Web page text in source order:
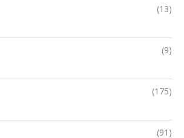
(13)
(9)
(175)
(91)